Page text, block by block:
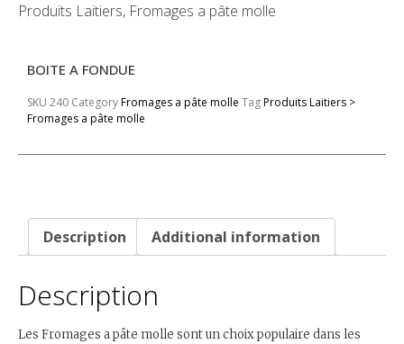
Produits Laitiers, Fromages a pâte molle
BOITE A FONDUE
SKU 240 CategoryFromages a pâte molle TagProduits Laitiers >
Fromages a pâte molle
Description Additional information
Description
Les Fromages a pâte molle sont un choix populaire dans les